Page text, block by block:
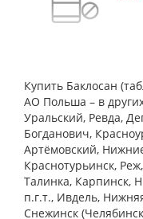
Нет
Нет
Купить Баклосан
АО Польша – в
Уральский, Ревда,
Богданович,
Артёмовский,
Краснотурьинск,
Талинка, Карпинск,
п.г.т., Ивдель,
Снежинск